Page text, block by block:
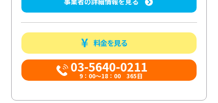
料金を見る
03-5640-0211
9：00～18：00 365日